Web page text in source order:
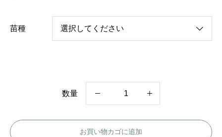
苗種
数量
フ
お買い物カゴに追加